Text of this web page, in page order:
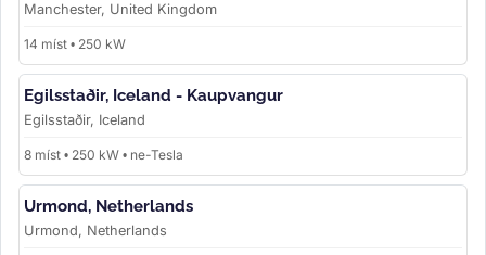
Manchester, United Kingdom
14 míst • 250 kW
Egilsstaðir, Iceland - Kaupvangur
Egilsstaðir, Iceland
8 míst • 250 kW • ne-Tesla
Urmond, Netherlands
Urmond, Netherlands